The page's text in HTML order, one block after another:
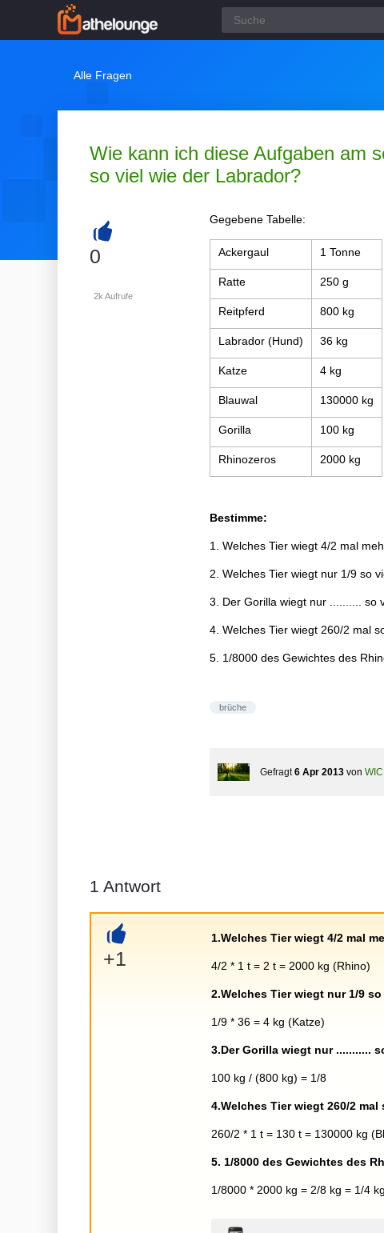
Alle Fragen
Wie kann ich diese Aufgaben am
so viel wie der Labrador?
+
0
2k Aufrufe
Gegebene Tabelle:
Ackergaul 1 Tonne
Ratte 250 g
Reitpferd 800 kg
Labrador (Hund) 36 kg
Katze 4 kg
Blauwal 130000 kg
Gorilla 100 kg
Rhinozeros 2000 kg
Bestimme:
1. Welches Tier wiegt 4/2 mal
2. Welches Tier wiegt nur 1/9 so
3. Der Gorilla wiegt nur .......... so
4. Welches Tier wiegt 260/2 mal
5. 1/8000 des Gewichtes des
brüche
Gefragt 6 Apr 2013 von
1 Antwort
+
+1
1.Welches Tier wiegt 4/2 mal
4/2 * 1 t = 2 t = 2000 kg (Rhino)
2.Welches Tier wiegt nur 1/9
1/9 * 36 = 4 kg (Katze)
3.Der Gorilla wiegt nur ...........
100 kg / (800 kg) = 1/8
4.Welches Tier wiegt 260/2
260/2 * 1 t = 130 t = 130000 kg
5. 1/8000 des Gewichtes des
1/8000 * 2000 kg = 2/8 kg = 1/4